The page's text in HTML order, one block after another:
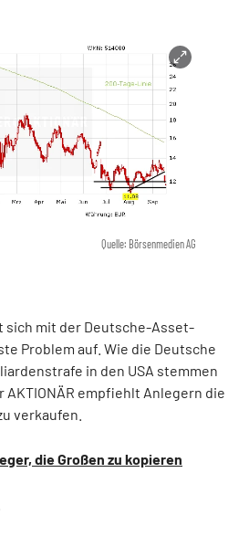
Quelle: Börsenmedien AG
sich mit der Deutsche-Asset-
Problem auf. Wie die Deutsche
in den USA stemmen
AKTIONÄR empfiehlt Anlegern die
verkaufen.
die Großen zu kopieren